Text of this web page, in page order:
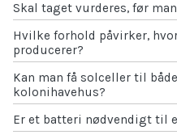
Skal taget vurderes, før
Hvilke forhold påvirker,
producerer?
Kan man få solceller til
kolonihavehus?
Er et batteri nødvendigt til